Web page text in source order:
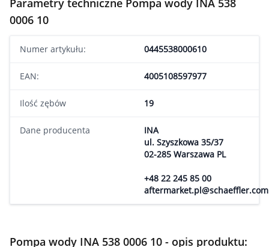
Parametry techniczne Pompa wody INA 538
0006 10
Numer artykułu: 0445538000610
EAN: 4005108597977
Ilość zębów 19
Dane producenta
INA
ul. Szyszkowa 35/37
02-285 Warszawa PL
+48 22 245 85 00
aftermarket.pl@schaeffler.com
Pompa wody INA 538 0006 10 - opis produktu: